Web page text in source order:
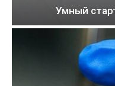
Умный